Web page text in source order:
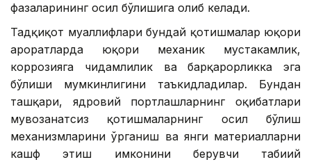
фазаларининг ҳосил бўлишига олиб келади.
Тадқиқот муаллифлари бундай қотишмалар юқори
ҳароратларда юқори механик мустаҳкамлик,
коррозияга чидамлилик ва барқарорликка эга
бўлиши мумкинлигини таъкидладилар. Бундан
ташқари, ядровий портлашларнинг оқибатлари
мувозанатсиз қотишмаларнинг ҳосил бўлиш
механизмларини ўрганиш ва янги материалларни
кашф этиш имконини берувчи табиий